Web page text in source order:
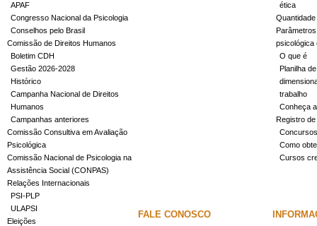
APAF
Congresso Nacional da Psicologia
Conselhos pelo Brasil
Comissão de Direitos Humanos
Boletim CDH
Gestão 2026-2028
Histórico
Campanha Nacional de Direitos
Humanos
Campanhas anteriores
Comissão Consultiva em Avaliação
Psicológica
Comissão Nacional de Psicologia na
Assistência Social (CONPAS)
Relações Internacionais
PSI-PLP
ULAPSI
Eleições
ética
psicológica
O que é
Planilha
trabalho
Conheça
Registro
Concursos
Como
Cursos
FALE CONOSCO